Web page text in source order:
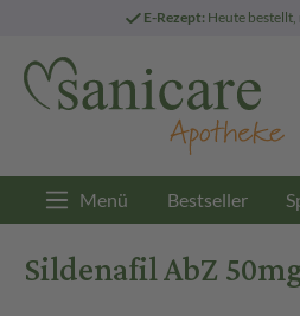
E-Rezept: Heute bestellt,
Menü Bestseller
Sildenafil AbZ